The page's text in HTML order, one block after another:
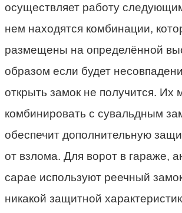
осуществляет работу
нем находятся комбинации,
размещены на определённой
образом если будет
открыть замок не получится. Их
комбинировать с сувальдным
обеспечит дополнительную
от взлома. Для ворот в гараже,
сарае используют реечный
никакой защитной